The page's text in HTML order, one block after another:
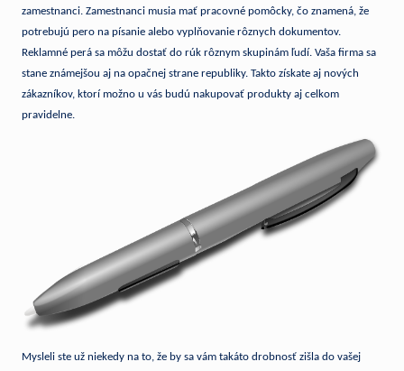
zamestnanci. Zamestnanci musia mať pracovné pomôcky, čo znamená, že
potrebujú pero na písanie alebo vyplňovanie rôznych dokumentov.
Reklamné perá sa môžu dostať do rúk rôznym skupinám ľudí. Vaša firma sa
stane známejšou aj na opačnej strane republiky. Takto získate aj nových
zákazníkov, ktorí možno u vás budú nakupovať produkty aj celkom
pravidelne.
Mysleli ste už niekedy na to, že by sa vám takáto drobnosť zišla do vašej